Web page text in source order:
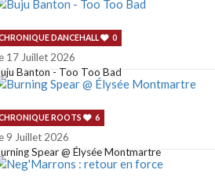
DANCEHALL 0
17 Juillet 2026
Banton - Too Too Bad
ROOTS 6
9 Juillet 2026
Spear @ Élysée Montmartre